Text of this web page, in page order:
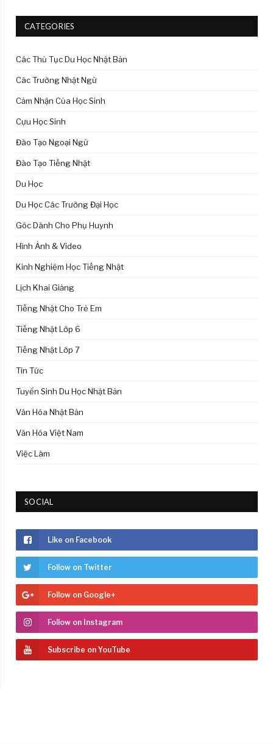
CATEGORIES
Các Thủ Tục Du Học Nhật Bản
Các Trường Nhật Ngữ
Cảm Nhận Của Học Sinh
Cựu Học Sinh
Đào Tạo Ngoại Ngữ
Đào Tạo Tiếng Nhật
Du Học
Du Học Các Trường Đại Học
Góc Dành Cho Phụ Huynh
Hình Ảnh & Video
Kinh Nghiệm Học Tiếng Nhật
Lịch Khai Giảng
Tiếng Nhật Cho Trẻ Em
Tiếng Nhật Lớp 6
Tiếng Nhật Lớp 7
Tin Tức
Tuyển Sinh Du Học Nhật Bản
Văn Hóa Nhật Bản
Văn Hóa Việt Nam
Việc Làm
SOCIAL
Like on Facebook
Follow on Twitter
Follow on Google+
Follow on Instagram
Subscribe on YouTube